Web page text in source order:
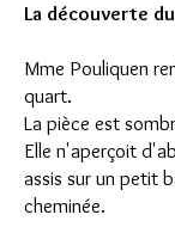
La découverte
Mme Pouliquen
quart.
La pièce est
Elle n'aperçoit
assis sur un petit
cheminée.